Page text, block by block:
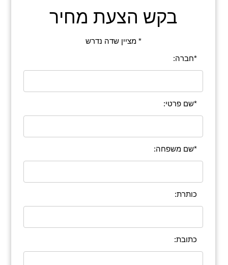
בקש הצעת מחיר
* מציין שדה נדרש
*חברה:
*שם פרטי:
*שם משפחה:
כותרת:
כתובת: